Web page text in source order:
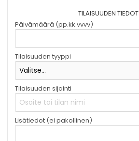
TILAISUUDEN TIEDOT
Päivämäärä (pp.kk.vvvv)
Tilaisuuden tyyppi
Tilaisuuden sijainti
Lisätiedot (ei pakollinen)